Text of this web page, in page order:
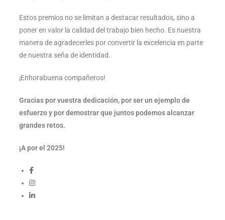
Estos premios no se limitan a destacar resultados, sino a
poner en valor la calidad del trabajo bien hecho. Es nuestra
manera de agradecerles por convertir la excelencia en parte
de nuestra seña de identidad.
¡Enhorabuena compañeros!
Gracias por vuestra dedicación, por ser un ejemplo de
esfuerzo y por demostrar que juntos podemos alcanzar
grandes retos.
¡A por el 2025!